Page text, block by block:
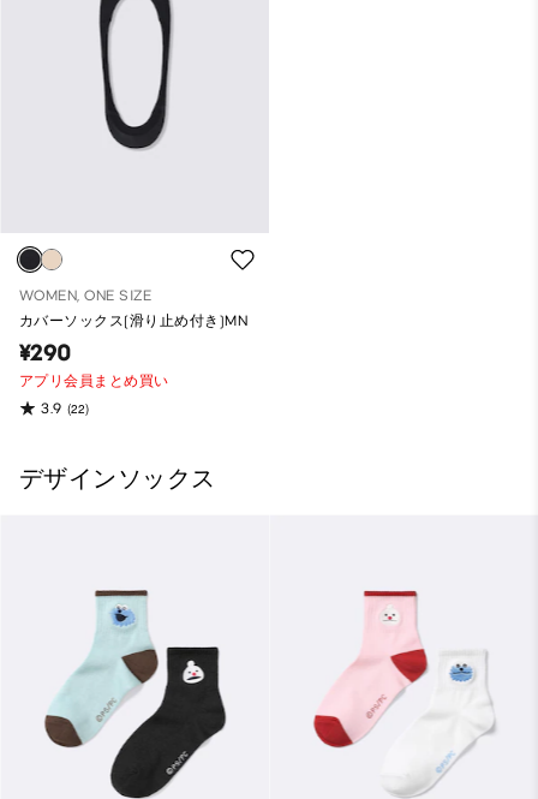
WOMEN, ONE SIZE
カバーソックス(滑り止め付き)MN
¥290
アプリ会員まとめ買い
3.9 (22)
デザインソックス